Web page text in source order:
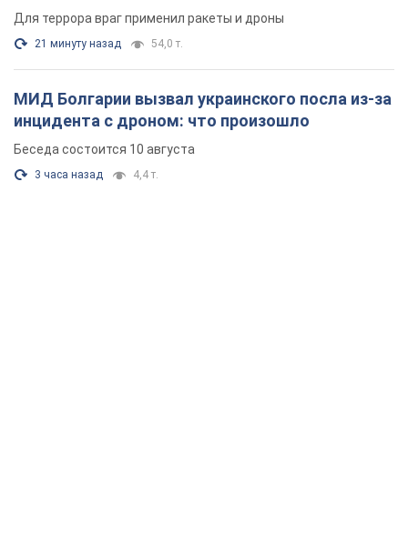
Фото и видео
Для террора враг применил ракеты и дроны
21 минуту назад 54,0 т.
МИД Болгарии вызвал украинского посла из-за
инцидента с дроном: что произошло
Беседа состоится 10 августа
3 часа назад 4,4 т.